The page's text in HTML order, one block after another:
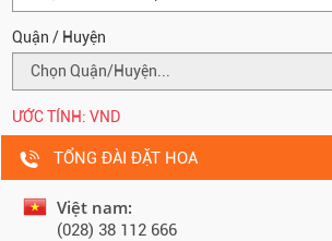
Quận / Huyện
ƯỚC TÍNH: VND
TỔNG ĐÀI ĐẶT HOA
Việt nam:
(028) 38 112 666